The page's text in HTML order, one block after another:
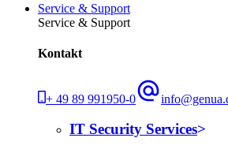
Service & Support
Service & Support
Kontakt
+ 49 89 991950-0
IT Security Services